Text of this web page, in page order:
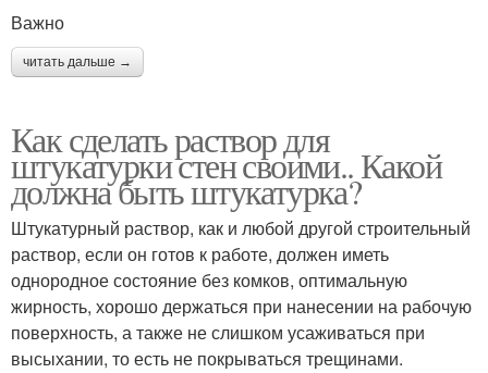
Важно
читать дальше →
Как сделать раствор для
штукатурки стен своими.. Какой
должна быть штукатурка?
Штукатурный раствор, как и любой другой строительный
раствор, если он готов к работе, должен иметь
однородное состояние без комков, оптимальную
жирность, хорошо держаться при нанесении на рабочую
поверхность, а также не слишком усаживаться при
высыхании, то есть не покрываться трещинами.